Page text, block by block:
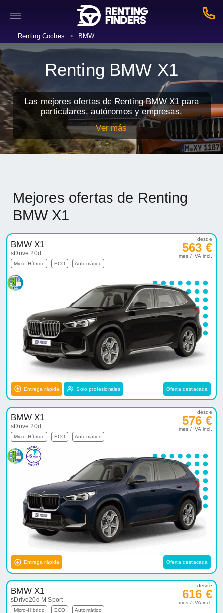
Renting Coches > BMW
Renting BMW X1
Las mejores ofertas de Renting BMW X1 para
particulares, autónomos y empresas.
Ver más
Mejores ofertas de Renting
BMW X1
BMW X1
sDrive 20d
Micro-Híbrido ECO Automático
desde
563 €
mes / IVA incl.
Entrega rápida Solo profesionales Oferta destacada
BMW X1
sDrive 20d
Micro-Híbrido ECO Automático
desde
576 €
mes / IVA incl.
Entrega rápida Oferta destacada
BMW X1
sDrive20d M Sport
Micro-Híbrido ECO Automático
desde
616 €
mes / IVA incl.